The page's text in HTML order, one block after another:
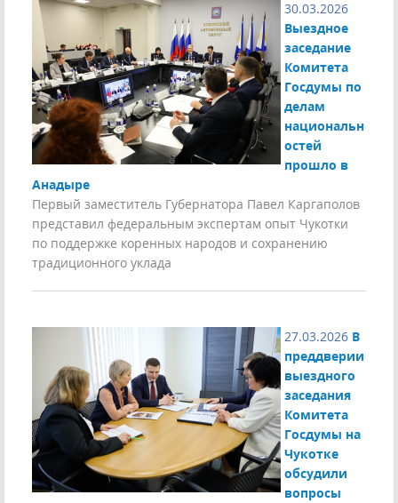
30.03.2026
Выездное
заседание
Комитета
Госдумы по
делам
национальн
остей
прошло в
Анадыре
Первый заместитель Губернатора Павел Каргаполов
представил федеральным экспертам опыт Чукотки
по поддержке коренных народов и сохранению
традиционного уклада
27.03.2026 В
преддверии
выездного
заседания
Комитета
Госдумы на
Чукотке
обсудили
вопросы